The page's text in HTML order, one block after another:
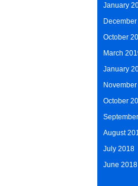
January
October
March
January
October
August
July 2018
June 2018